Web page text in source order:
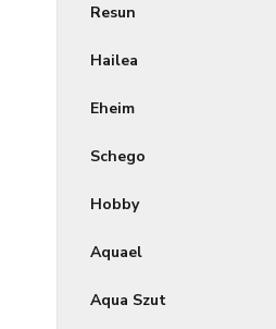
Resun
Hailea
Eheim
Schego
Hobby
Aquael
Aqua Szut